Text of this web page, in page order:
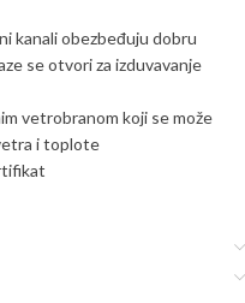
kanali obezbeđuju dobru
se otvori za izduvavanje
vetrobranom koji se može
i toplote